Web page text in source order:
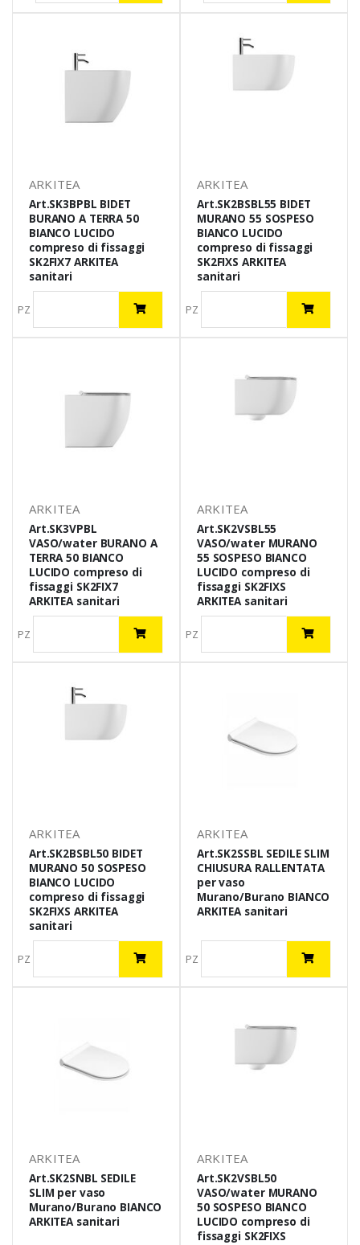
ARKITEA
Art.SK3BPBL BIDET
BURANO A TERRA 50
BIANCO LUCIDO
compreso di fissaggi
SK2FIX7 ARKITEA
sanitari
PZ
ARKITEA
Art.SK2BSBL55 BIDET
MURANO 55 SOSPESO
BIANCO LUCIDO
compreso di fissaggi
SK2FIXS ARKITEA
sanitari
PZ
ARKITEA
Art.SK3VPBL
VASO/water BURANO A
TERRA 50 BIANCO
LUCIDO compreso di
fissaggi SK2FIX7
ARKITEA sanitari
PZ
ARKITEA
Art.SK2VSBL55
VASO/water MURANO
55 SOSPESO BIANCO
LUCIDO compreso di
fissaggi SK2FIXS
ARKITEA sanitari
PZ
ARKITEA
Art.SK2BSBL50 BIDET
MURANO 50 SOSPESO
BIANCO LUCIDO
compreso di fissaggi
SK2FIXS ARKITEA
sanitari
PZ
ARKITEA
Art.SK2SSBL SEDILE SLIM
CHIUSURA RALLENTATA
per vaso
Murano/Burano BIANCO
ARKITEA sanitari
PZ
ARKITEA
Art.SK2SNBL SEDILE
SLIM per vaso
Murano/Burano BIANCO
ARKITEA sanitari
ARKITEA
Art.SK2VSBL50
VASO/water MURANO
50 SOSPESO BIANCO
LUCIDO compreso di
fissaggi SK2FIXS